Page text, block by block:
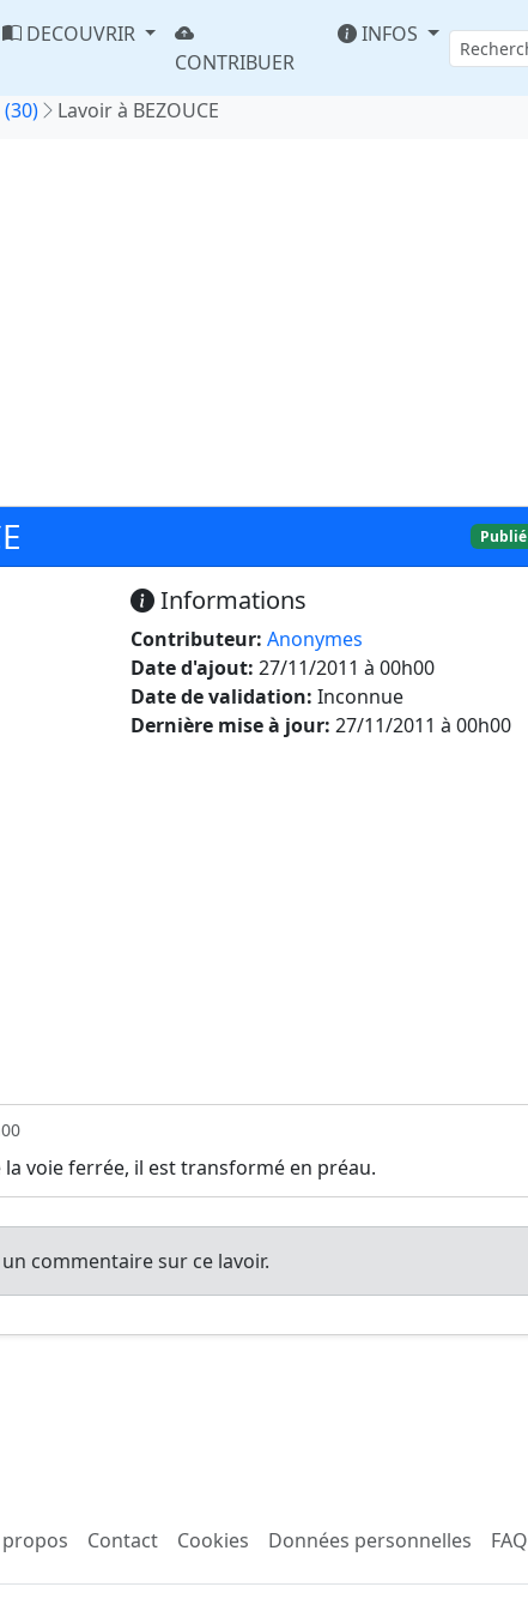
DECOUVRIR
CONTRIBUER
INFOS
Lavoir à BEZOUCE
Publié
Informations
Contributeur: Anonymes
Date d'ajout: 27/11/2011 à 00h00
Date de validation: Inconnue
Dernière mise à jour: 27/11/2011 à 00h00
voie ferrée, il est transformé en préau.
commentaire sur ce lavoir.
propos Contact Cookies Données personnelles FAQ